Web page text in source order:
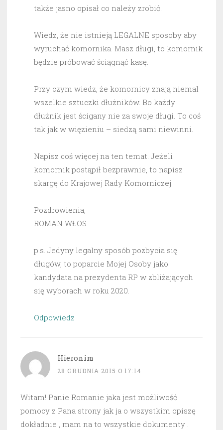
także jasno opisał co należy zrobić.
Wiedz, że nie istnieją LEGALNE sposoby aby
wyruchać komornika. Masz długi, to komornik
będzie próbować ściągnąć kasę.
Przy czym wiedz, że komornicy znają niemal
wszelkie sztuczki dłużników. Bo każdy
dłużnik jest ścigany nie za swoje długi. To coś
tak jak w więzieniu – siedzą sami niewinni.
Napisz coś więcej na ten temat. Jeżeli
komornik postąpił bezprawnie, to napisz
skargę do Krajowej Rady Komorniczej.
Pozdrowienia,
ROMAN WŁOS
p.s. Jedyny legalny sposób pozbycia się
długów, to poparcie Mojej Osoby jako
kandydata na prezydenta RP w zbliżających
się wyborach w roku 2020.
Odpowiedz
Hieronim
28 GRUDNIA 2015 O 17:14
Witam! Panie Romanie jaka jest możliwość
pomocy z Pana strony jak ja o wszystkim opiszę
dokładnie , mam na to wszystkie dokumenty .